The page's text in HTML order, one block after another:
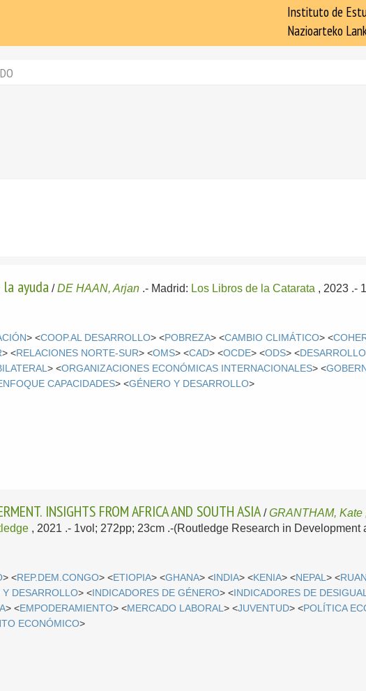
Instituto de
Nazioarteko
ayuda /DE HAAN, Arjan .- Madrid: Los Libros de la Catarata , 2023 .-
> <COOP.AL DESARROLLO> <POBREZA> <CAMBIO CLIMÁTICO> <
> <RELACIONES NORTE-SUR> <OMS> <CAD> <OCDE> <ODS> <
> <ORGANIZACIONES ECONÓMICAS INTERNACIONALES> <
CAPACIDADES> <GÉNERO Y DESARROLLO>
INSIGHTS FROM AFRICA AND SOUTH ASIA /GRANTHAM, Kate
, 2021 .- 1vol; 272pp; 23cm .-(Routledge Research in Development
> <REP.DEM.CONGO> <ETIOPIA> <GHANA> <INDIA> <KENIA> <NEPAL> <
Y DESARROLLO> <INDICADORES DE GÉNERO> <INDICADORES DE
> <EMPODERAMIENTO> <MERCADO LABORAL> <JUVENTUD> <POLÍTICA
ECONÓMICO>